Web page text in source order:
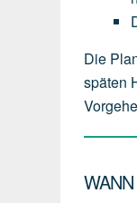
Die
späten